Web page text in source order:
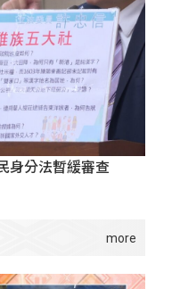
身分法暫緩審查